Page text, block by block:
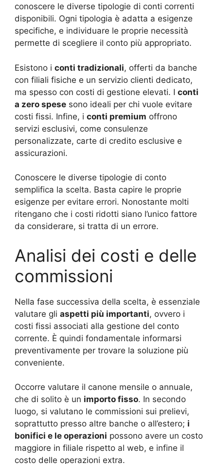
conoscere le diverse tipologie di conti correnti
disponibili. Ogni tipologia è adatta a esigenze
specifiche, e individuare le proprie necessità
permette di scegliere il conto più appropriato.
Esistono i conti tradizionali, offerti da banche
con filiali fisiche e un servizio clienti dedicato,
ma spesso con costi di gestione elevati. I conti
a zero spese sono ideali per chi vuole evitare
costi fissi. Infine, i conti premium offrono
servizi esclusivi, come consulenze
personalizzate, carte di credito esclusive e
assicurazioni.
Conoscere le diverse tipologie di conto
semplifica la scelta. Basta capire le proprie
esigenze per evitare errori. Nonostante molti
ritengano che i costi ridotti siano l’unico fattore
da considerare, si tratta di un errore.
Analisi dei costi e delle
commissioni
Nella fase successiva della scelta, è essenziale
valutare gli aspetti più importanti, ovvero i
costi fissi associati alla gestione del conto
corrente. È quindi fondamentale informarsi
preventivamente per trovare la soluzione più
conveniente.
Occorre valutare il canone mensile o annuale,
che di solito è un importo fisso. In secondo
luogo, si valutano le commissioni sui prelievi,
soprattutto presso altre banche o all’estero; i
bonifici e le operazioni possono avere un costo
maggiore in filiale rispetto al web, e infine il
costo delle operazioni extra.